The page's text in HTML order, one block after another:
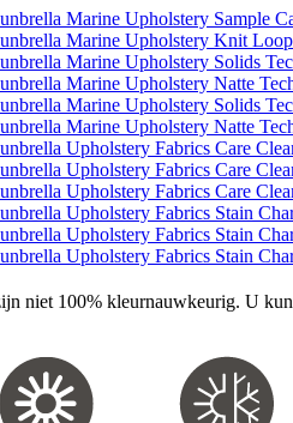
Marine Upholstery Sample
Marine Upholstery Knit
Marine Upholstery Solids
Marine Upholstery Natte
Marine Upholstery Solids
Marine Upholstery Natte
Upholstery Fabrics Care
Upholstery Fabrics Care
Upholstery Fabrics Care
Upholstery Fabrics Stain
Upholstery Fabrics Stain
Upholstery Fabrics Stain
niet 100% kleurnauwkeurig. U